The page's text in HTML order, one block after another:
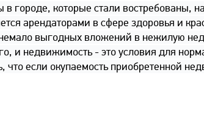
городе, которые стали востребованы,
арендаторами в сфере здоровья и
выгодных вложений в нежилую
и недвижимость - это условия для
если окупаемость приобретенной